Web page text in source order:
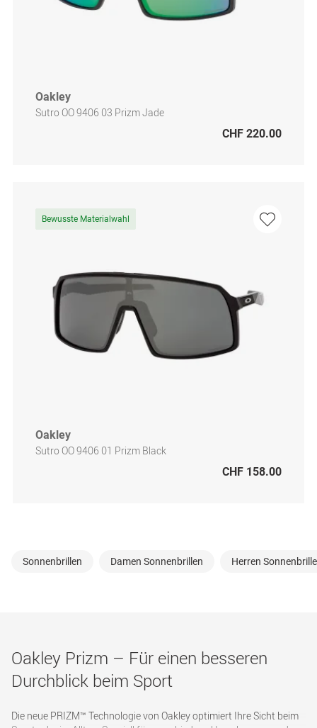
Oakley
Sutro OO 9406 03 Prizm Jade
CHF 220.00
Bewusste Materialwahl
Oakley
Sutro OO 9406 01 Prizm Black
CHF 158.00
Sonnenbrillen Damen Sonnenbrillen Herren
Oakley Prizm – Für einen besseren
Durchblick beim Sport
Die neue PRIZM™ Technologie von Oakley optimiert Ihre Sicht beim